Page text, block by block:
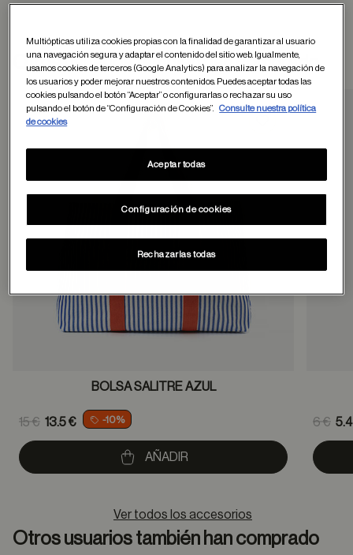
Otros usuarios tambien han comprado
BOLSA SALITRE AZUL
Price reduced from
15 €
to
13.5 € -10%
AÑADIR
6 €
to
Ver todos los accesorios
Otros usuarios también han comprado
Multiópticas utiliza cookies propias con la finalidad de garantizar al usuario
una navegación segura y adaptar el contenido del sitio web. Igualmente,
usamos cookies de terceros (Google Analytics) para analizar la navegación de
los usuarios y poder mejorar nuestros contenidos. Puedes aceptar todas las
cookies pulsando el botón “Aceptar” o configurarlas o rechazar su uso
pulsando el botón de “Configuración de Cookies”.
Consulte nuestra política
de cookies
Configuración de cookies
Rechazarlas todas
Aceptar todas